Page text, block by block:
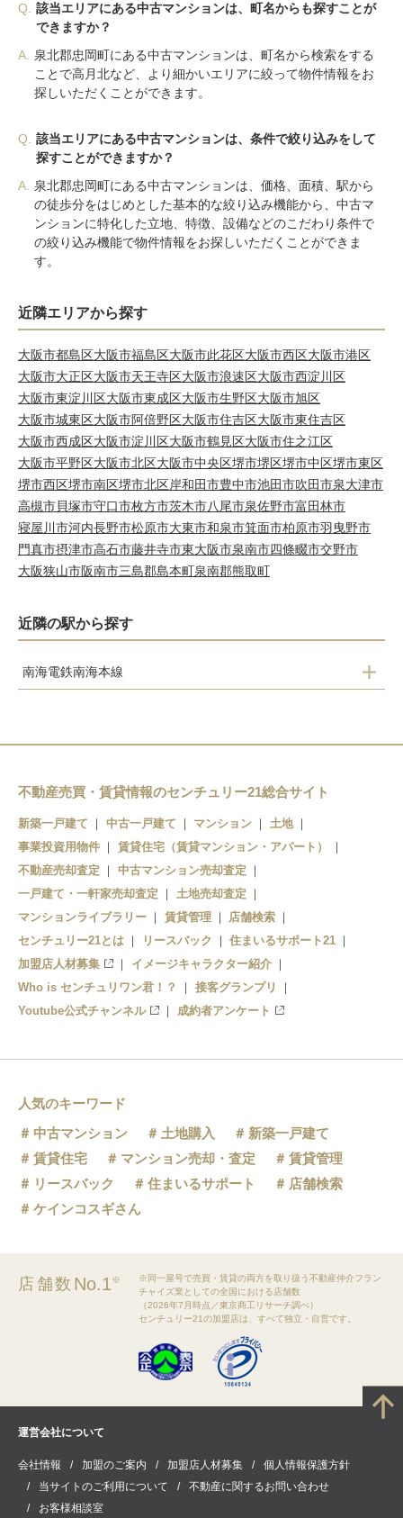
Q.
該当エリアにある中古マンションは、町名からも探すことが
できますか？
A.
泉北郡忠岡町にある中古マンションは、町名から検索をする
ことで高月北など、より細かいエリアに絞って物件情報をお
探しいただくことができます。
Q.
該当エリアにある中古マンションは、条件で絞り込みをして
探すことができますか？
A.
泉北郡忠岡町にある中古マンションは、価格、面積、駅から
の徒歩分をはじめとした基本的な絞り込み機能から、中古マ
ンションに特化した立地、特徴、設備などのこだわり条件で
の絞り込み機能で物件情報をお探しいただくことができま
す。
近隣エリアから探す
大阪市都島区大阪市福島区大阪市此花区大阪市西区大阪市港区
大阪市大正区大阪市天王寺区大阪市浪速区大阪市西淀川区
大阪市東淀川区大阪市東成区大阪市生野区大阪市旭区
大阪市城東区大阪市阿倍野区大阪市住吉区大阪市東住吉区
大阪市西成区大阪市淀川区大阪市鶴見区大阪市住之江区
大阪市平野区大阪市北区大阪市中央区堺市堺区堺市中区堺市東区
堺市西区堺市南区堺市北区岸和田市豊中市池田市吹田市泉大津市
高槻市貝塚市守口市枚方市茨木市八尾市泉佐野市富田林市
寝屋川市河内長野市松原市大東市和泉市箕面市柏原市羽曳野市
門真市摂津市高石市藤井寺市東大阪市泉南市四條畷市交野市
大阪狭山市阪南市三島郡島本町泉南郡熊取町
近隣の駅から探す
南海電鉄南海本線
不動産売買・賃貸情報のセンチュリー21総合サイト
新築一戸建て 中古一戸建て マンション
土地
事業投資用物件
賃貸住宅（賃貸マンション・アパート）
不動産売却査定
中古マンション売却査定
一戸建て・一軒家売却査定
土地売却査定
マンションライブラリー
賃貸管理
店舗検索
センチュリー21とは
リースバック
住まいるサポート21
加盟店人材募集
イメージキャラクター紹介
Who is センチュリワン君！？
接客グランプリ
Youtube公式チャンネル
成約者アンケート
人気のキーワード
中古マンション
土地購入
新築一戸建て
賃貸住宅
マンション売却・査定
賃貸管理
リースバック
住まいるサポート
店舗検索
ケインコスギさん
店舗数 No.1※
※同一屋号で売買・賃貸の両方を取り扱う不動産仲介フラン
チャイズ業としての全国における店舗数
（2026年7月時点／東京商工リサーチ調べ）
センチュリー21の加盟店は、すべて独立・自営です。
運営会社について
会社情報 加盟のご案内 加盟店人材募集
個人情報保護方針
当サイトのご利用について
不動産に関するお問い合わせ
お客様相談室